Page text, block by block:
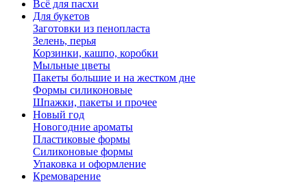
Всё для пасхи
Для букетов
Заготовки из пенопласта
Зелень, перья
Корзинки, кашпо, коробки
Мыльные цветы
Пакеты большие и на жестком дне
Формы силиконовые
Шпажки, пакеты и прочее
Новый год
Новогодние ароматы
Пластиковые формы
Силиконовые формы
Упаковка и оформление
Кремоварение